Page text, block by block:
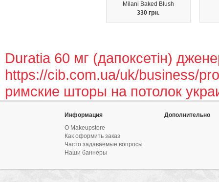
Milani Baked Blush
330 грн.
Duratia 60 мг (дапоксетін)
https://cib.com.ua/uk/business/
римские шторы на потолок
Информация
О Makeupstore
Как оформить заказ
Часто задаваемые вопросы
Наши баннеры
Дополнительно